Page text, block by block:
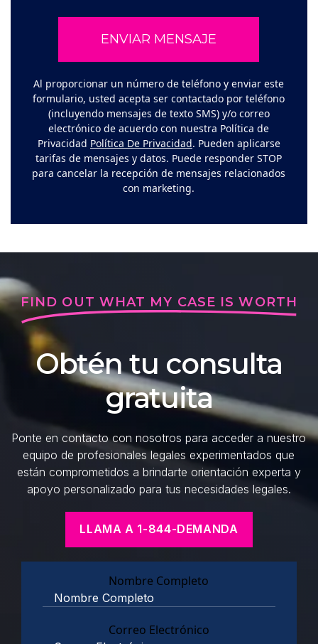
Al proporcionar un número de teléfono y enviar este
formulario, usted acepta ser contactado por teléfono
(incluyendo mensajes de texto SMS) y/o correo
electrónico de acuerdo con nuestra Política de
Privacidad Política De Privacidad. Pueden aplicarse
tarifas de mensajes y datos. Puede responder STOP
para cancelar la recepción de mensajes relacionados
con marketing.
FIND OUT WHAT MY CASE IS WORTH
Obtén tu consulta
gratuita
Ponte en contacto con nosotros para acceder a nuestro
equipo de profesionales legales experimentados que
están comprometidos a brindarte orientación experta y
apoyo personalizado para tus necesidades legales.
LLAMA A 1-844-DEMANDA
Nombre Completo
Correo Electrónico